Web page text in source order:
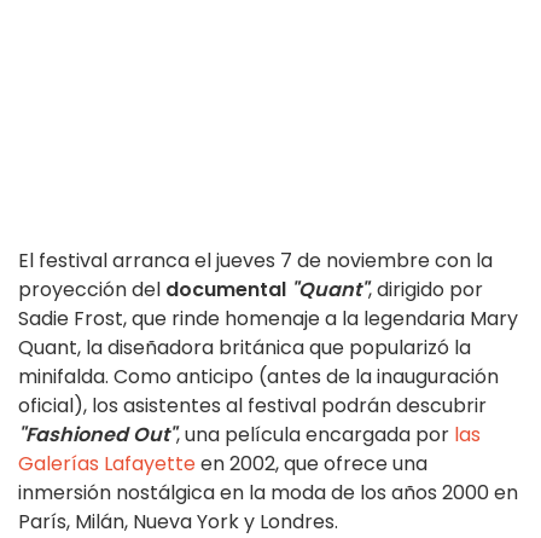
El festival arranca el jueves 7 de noviembre con la
proyección del documental "Quant", dirigido por
Sadie Frost, que rinde homenaje a la legendaria Mary
Quant, la diseñadora británica que popularizó la
minifalda. Como anticipo (antes de la inauguración
oficial), los asistentes al festival podrán descubrir
"Fashioned Out", una película encargada por las
Galerías Lafayetteen 2002, que ofrece una
inmersión nostálgica en la moda de los años 2000 en
París, Milán, Nueva York y Londres.